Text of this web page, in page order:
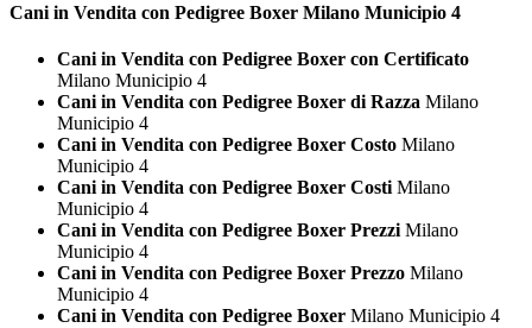
Cani in Vendita con Pedigree Boxer Milano Municipio 4
Cani in Vendita con Pedigree Boxer con Certificato
Milano Municipio 4
Cani in Vendita con Pedigree Boxer di Razza Milano
Municipio 4
Cani in Vendita con Pedigree Boxer Costo Milano
Municipio 4
Cani in Vendita con Pedigree Boxer Costi Milano
Municipio 4
Cani in Vendita con Pedigree Boxer Prezzi Milano
Municipio 4
Cani in Vendita con Pedigree Boxer Prezzo Milano
Municipio 4
Cani in Vendita con Pedigree Boxer Milano Municipio 4